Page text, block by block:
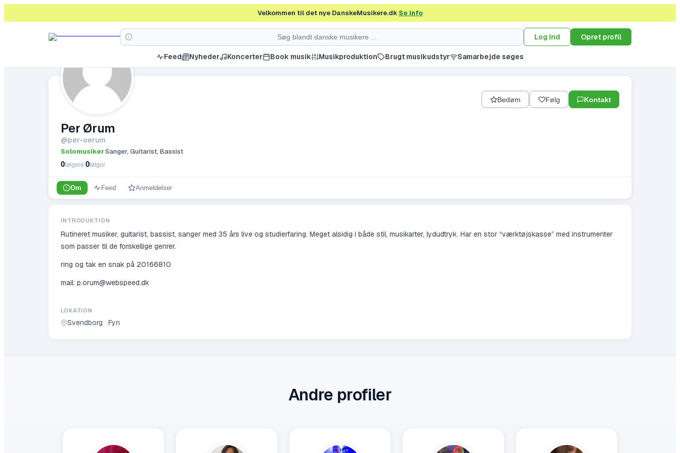
Velkommen til det nye DanskeMusikere.dk Se info
Log ind Opret profil
Feed Nyheder Koncerter Book musik Musikproduktion Brugt musikudstyr Samarbejde søges
Bedøm Følg Kontakt
Per Ørum
@per-oerum
Solomusiker·Sanger, Guitarist, Bassist
0følgere 0følger
Om Feed Anmeldelser
INTRODUKTION
Rutineret musiker, guitarist, bassist, sanger med 35 års live og studierfaring. Meget alsidig i både stil, musikarter, lydudtryk. Har en stor “værktøjskasse” med instrumenter
som passer til de forskellige genrer.
ring og tak en snak på 20166810
mail: p.orum@webspeed.dk
LOKATION
Svendborg · Fyn
Andre profiler